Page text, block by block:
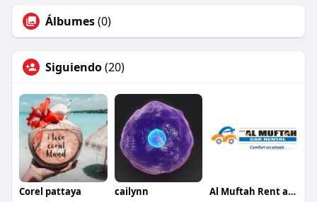
Álbumes(0)
Siguiendo(20)
Corel pattaya cailynn Al Muftah Rent a Car